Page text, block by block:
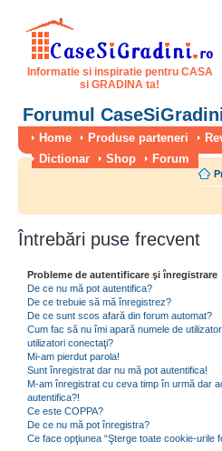
Informatie si inspiratie pentru CASA
si GRADINA ta!
Forumul
Home Produse parteneri
Dictionar
Shop Forum
Întrebări puse frecvent
Probleme de autentificare şi înregistrare
De ce nu mă pot autentifica?
De ce trebuie să mă înregistrez?
De ce sunt scos afară din forum automat?
Cum fac să nu îmi apară numele de
utilizatori conectaţi?
Mi-am pierdut parola!
Sunt înregistrat dar nu mă pot autentifica!
M-am înregistrat cu ceva timp în urmă dar
autentifica?!
Ce este COPPA?
De ce nu mă pot înregistra?
Ce face opţiunea “Şterge toate cookie-urile